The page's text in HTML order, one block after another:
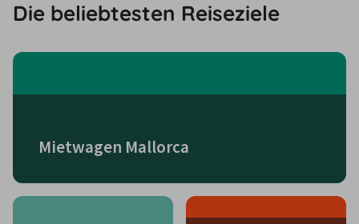
Die beliebtesten Reiseziele
Mietwagen Mallorca